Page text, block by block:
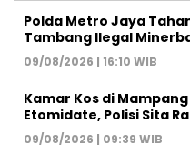
Polda Metro Jaya
Tambang Ilegal
09/08/2026 | 16:10 WIB
Kamar Kos di
Etomidate, Polisi Sita
09/08/2026 | 09:39 WIB